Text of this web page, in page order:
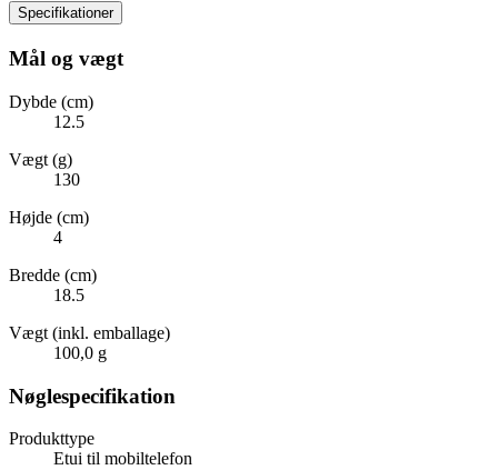
Specifikationer
Mål og vægt
Dybde (cm)
12.5
Vægt (g)
130
Højde (cm)
4
Bredde (cm)
18.5
Vægt (inkl. emballage)
100,0 g
Nøglespecifikation
Produkttype
Etui til mobiltelefon